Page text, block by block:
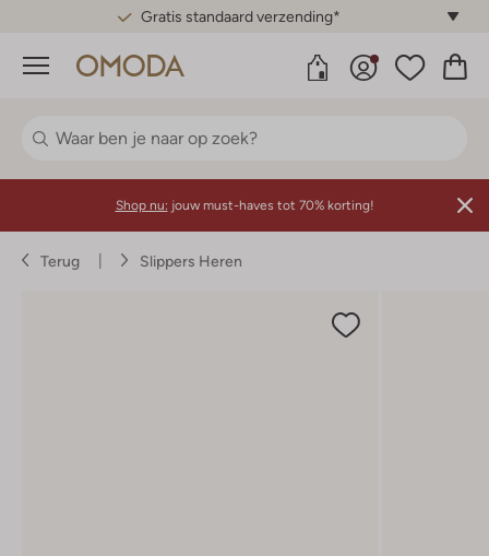
Gratis standaard verzending*
Menu
Shop nu: jouw must-haves tot 70% korting!
Terug Slippers Heren